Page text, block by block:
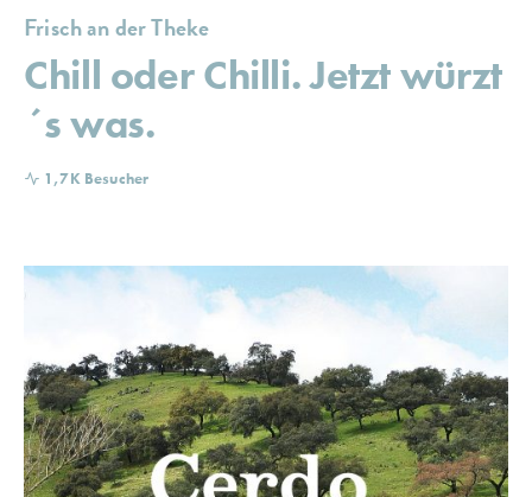
Frisch an der Theke
Chill oder Chilli. Jetzt würzt
´s was.
1,7K Besucher